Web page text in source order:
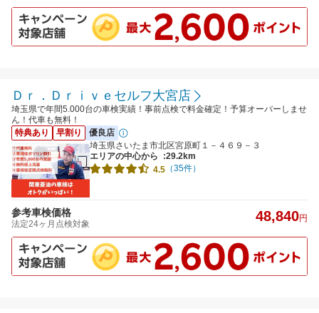
Ｄｒ．Ｄｒｉｖｅセルフ大宮店
埼玉県で年間5.000台の車検実績！事前点検で料金確定！予算オーバーしませ
ん！代車も無料！
特典あり
早割り
優良店
埼玉県さいたま市北区宮原町１－４６９－３
エリアの中心から
:29.2km
4.5 （35件）
参考車検価格
法定24ヶ月点検対象 48,840円